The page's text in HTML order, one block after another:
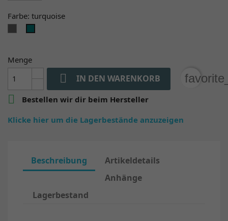
Farbe: turquoise
Menge
 IN DEN WARENKORB

Bestellen wir dir beim Hersteller
Klicke hier um die Lagerbestände anzuzeigen
Beschreibung
Artikeldetails
Anhänge
Lagerbestand